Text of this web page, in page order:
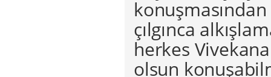
çılgınca
herkes
olsun